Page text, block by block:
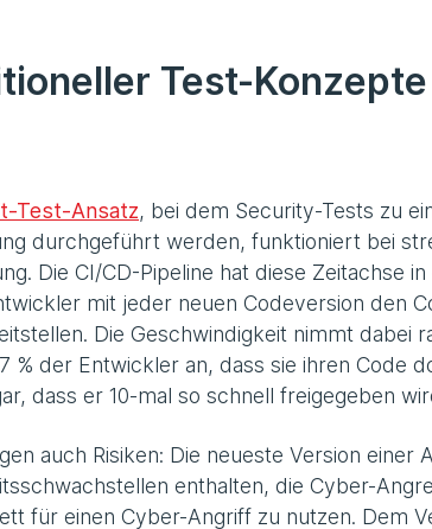
Test-
Test-Ansatz, bei dem Security-Tests zu
durchgeführt werden, funktioniert bei
Die CI/CD-Pipeline hat diese Zeitachse
mit jeder neuen Codeversion den
Die Geschwindigkeit nimmt dabei
% der Entwickler an, dass sie ihren Code
dass er 10-mal so schnell freigegeben
auch Risiken: Die neueste Version einer
enthalten, die Cyber-
für einen Cyber-Angriff zu nutzen. Dem